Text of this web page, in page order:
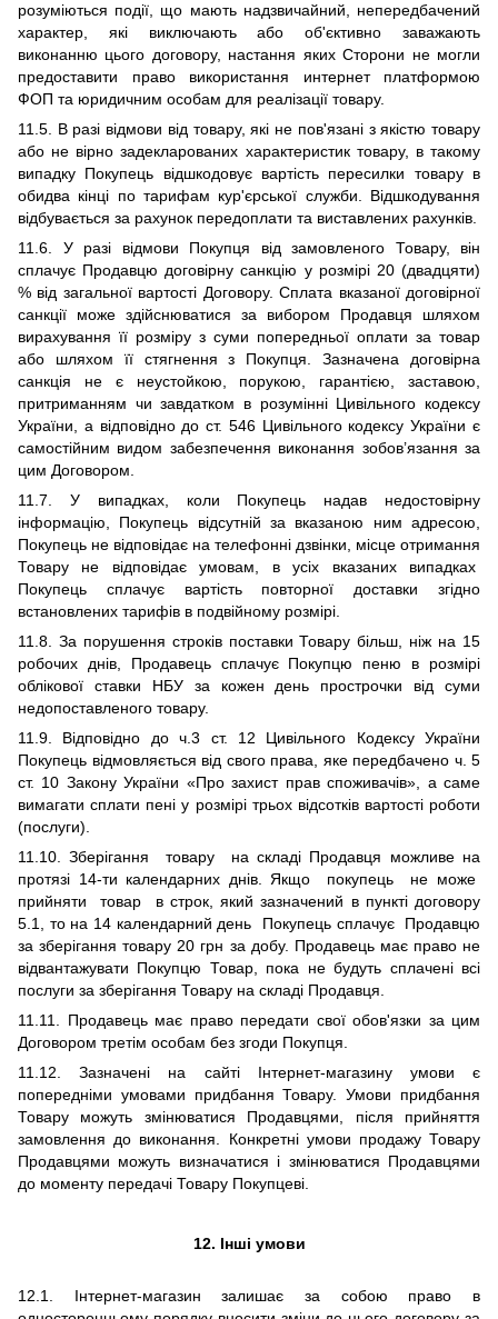
розуміються події, що мають надзвичайний, непередбачений
характер, які виключають або об'єктивно заважають
виконанню цього договору, настання яких Сторони не могли
предоставити право використання интернет платформою
ФОП та юридичним особам для реалізації товару.
11 .5. В разі відмови від товару, які не пов'язані з якістю товару
або не вірно задекларованих характеристик товару, в такому
випадку Покупець відшкодовує вартість пересилки товару в
обидва кінці по тарифам кур'єрської служби. Відшкодування
відбувається за рахунок передоплати та виставлених рахунків.
11.6. У разі відмови Покупця від замовленого Товару, він
сплачує Продавцю договірну санкцію у розмірі 20 (двадцяти)
% від загальної вартості Договору. Сплата вказаної договірної
санкції може здійснюватися за вибором Продавця шляхом
вирахування її розміру з суми попередньої оплати за товар
або шляхом її стягнення з Покупця. Зазначена договірна
санкція не є неустойкою, порукою, гарантією, заставою,
притриманням чи завдатком в розумінні Цивільного кодексу
України, а відповідно до ст. 546 Цивільного кодексу України є
самостійним видом забезпечення виконання зобов’язання за
цим Договором.
11.7. У випадках, коли Покупець надав недостовірну
інформацію, Покупець відсутній за вказаною нимадресою,
Покупець не відповідає на телефонні дзвінки, місце отримання
Товару не відповідає умовам, в усіх вказаних випадках
Покупець сплачує вартість повторної доставки згiдно
встановлених тарифiв в подвійному розмірі.
11.8. За порушення строків поставки Товарубільш, ніж на 15
робочих днів, Продавець сплачує Покупцю пеню в розмірі
облікової ставки НБУ за кожен день прострочки від суми
недопоставленого товару.
11.9. Відповідно до ч.3 ст. 12 Цивільного Кодексу України
Покупець відмовляється від свого права, яке передбачено ч. 5
ст. 10 Закону України «Про захист прав споживачів», а саме
вимагати сплати пені у розмірі трьох відсотків вартості роботи
(послуги).
11.10.Зберігання товару на складі Продавця можливе на
протязі 14-ти календарних днів. Якщо покупець не може
прийняти товар в строк, який зазначений в пункті договору
5.1, то на 14 календарний день Покупець сплачує Продавцю
за зберігання товару 20 грн за добу. Продавець має право не
відвантажувати Покупцю Товар, пока не будуть сплачені всі
послуги за зберігання Товару на складі Продавця.
11.11. Продавець має право передати свої обов'язки за цим
Договором третім особам без згоди Покупця.
11.12.Зазначені на сайті Інтернет-магазину умови є
попередніми умовами придбання Товару. Умови придбання
Товару можуть змінюватися Продавцями, після прийняття
замовлення до виконання. Конкретні умови продажу Товару
Продавцями можуть визначатися і змінюватися Продавцями
до моменту передачі Товару Покупцеві.
12. Інші умови
12.1. Інтернет-магазин залишає за собою право в